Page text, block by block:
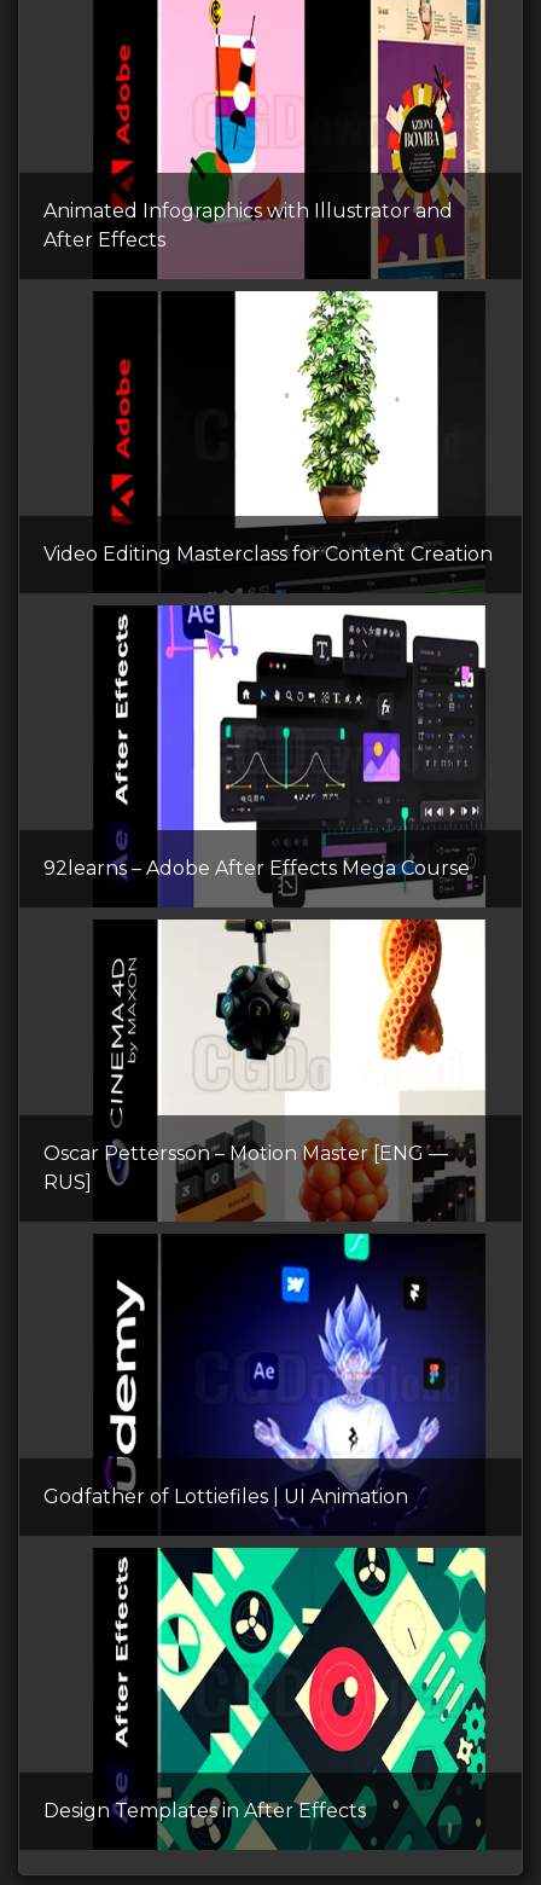
Animated Infographics with Illustrator and
After Effects
Video Editing Masterclass for Content Creation
92learns – Adobe After Effects Mega Course
Oscar Pettersson – Motion Master [ENG —
RUS]
Godfather of Lottiefiles | UI Animation
Design Templates in After Effects